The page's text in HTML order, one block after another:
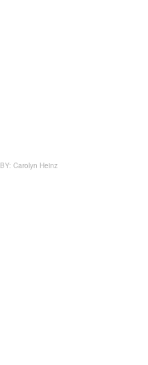
BY: Carolyn Heinz